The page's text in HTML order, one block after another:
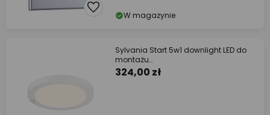
W magazynie
Sylvania Start 5w1 downlight LED do
montażu
natynkowego/wpuszczanego PIR
324,00 zł